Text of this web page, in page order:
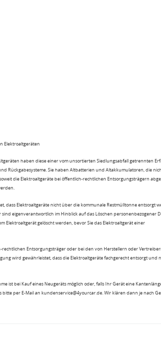
Elektroaltgeräten
haben diese einer vom unsortierten Siedlungsabfall getrennten
Rückgabesysteme. Sie haben Altbatterien und Altakkumulatoren, die
die Elektroaltgeräte bei öffentlich-rechtlichen Entsorgungsträgern
dass Elektroaltgeräte nicht über die kommunale Restmülltonne entsorgt
eigenverantwortlich im Hinblick auf das Löschen personenbezogener
Elektroaltgerät gelöscht werden, bevor Sie das Elektroaltgerät einer
Entsorgungsträger oder bei den von Herstellern oder
wird gewährleistet, dass die Elektroaltgeräte fachgerecht entsorgt und
ist bei Kauf eines Neugeräts möglich oder, falls Ihr Gerät eine
per E-Mail an kundenservice@4yourcar.de. Wir klären dann je nach